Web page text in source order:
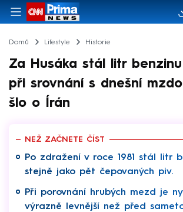
Domů Lifestyle Historie
Za Husáka stál litr benzinu
při srovnání s dnešní
šlo o Írán
NEŽ ZAČNETE ČÍST
Po zdražení v roce 1981 stál litr
stejně jako pět čepovaných piv.
Při porovnání hrubých mezd je
výrazně levnější než před